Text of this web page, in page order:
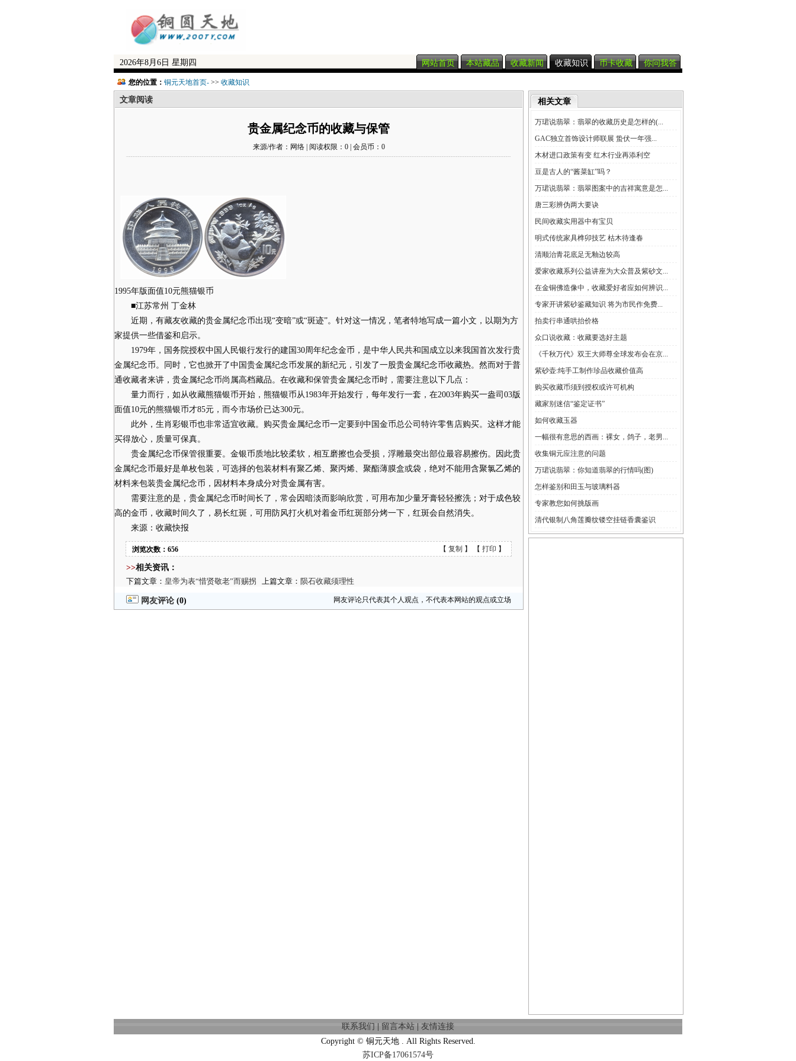
2026年8月6日 星期四 网站首页 本站藏品 收藏新闻 收藏知识 币卡收藏 你问我答
您的位置： 铜元天地首页- >> 收藏知识
文章阅读
贵金属纪念币的收藏与保管
来源/作者：网络 | 阅读权限：0 | 会员币：0
1995年版面值10元熊猫银币
■江苏常州 丁金林
近期，有藏友收藏的贵金属纪念币出现“变暗”或“斑迹”。针对这一情况，笔者特地写成一篇小文，以期为方
家提供一些借鉴和启示。
1979年，国务院授权中国人民银行发行的建国30周年纪念金币，是中华人民共和国成立以来我国首次发行贵
金属纪念币。同时，它也掀开了中国贵金属纪念币发展的新纪元，引发了一股贵金属纪念币收藏热。然而对于普
通收藏者来讲，贵金属纪念币尚属高档藏品。在收藏和保管贵金属纪念币时，需要注意以下几点：
量力而行，如从收藏熊猫银币开始，熊猫银币从1983年开始发行，每年发行一套，在2003年购买一盎司03版
面值10元的熊猫银币才85元，而今市场价已达300元。
此外，生肖彩银币也非常适宜收藏。购买贵金属纪念币一定要到中国金币总公司特许零售店购买。这样才能
买得放心，质量可保真。
贵金属纪念币保管很重要。金银币质地比较柔软，相互磨擦也会受损，浮雕最突出部位最容易擦伤。因此贵
金属纪念币最好是单枚包装，可选择的包装材料有聚乙烯、聚丙烯、聚酯薄膜盒或袋，绝对不能用含聚氯乙烯的
材料来包装贵金属纪念币，因材料本身成分对贵金属有害。
需要注意的是，贵金属纪念币时间长了，常会因暗淡而影响欣赏，可用布加少量牙膏轻轻擦洗；对于成色较
高的金币，收藏时间久了，易长红斑，可用防风打火机对着金币红斑部分烤一下，红斑会自然消失。
来源：收藏快报
浏览次数：656 【 复制 】 【 打印 】
>>相关资讯：
下篇文章： 皇帝为表“惜贤敬老”而赐拐 上篇文章： 陨石收藏须理性
网友评论 (0) 网友评论只代表其个人观点，不代表本网站的观点或立场
相关文章
万珺说翡翠：翡翠的收藏历史是怎样的(...
GAC独立首饰设计师联展 蛰伏一年强...
木材进口政策有变 红木行业再添利空
豆是古人的“酱菜缸”吗？
万珺说翡翠：翡翠图案中的吉祥寓意是怎...
唐三彩辨伪两大要诀
民间收藏实用器中有宝贝
明式传统家具榫卯技艺 枯木待逢春
清顺治青花底足无釉边较高
爱家收藏系列公益讲座为大众普及紫砂文...
在金铜佛造像中，收藏爱好者应如何辨识...
专家开讲紫砂鉴藏知识 将为市民作免费...
拍卖行串通哄抬价格
众口说收藏：收藏要选好主题
《千秋万代》双王大师尊全球发布会在京...
紫砂壶:纯手工制作珍品收藏价值高
购买收藏币须到授权或许可机构
藏家别迷信“鉴定证书”
如何收藏玉器
一幅很有意思的西画：裸女，鸽子，老男...
收集铜元应注意的问题
万珺说翡翠：你知道翡翠的行情吗(图)
怎样鉴别和田玉与玻璃料器
专家教您如何挑版画
清代银制八角莲瓣纹镂空挂链香囊鉴识
联系我们 留言本站
友情连接
Copyright © 铜元天地 . All Rights Reserved.
苏ICP备17061574号